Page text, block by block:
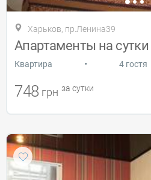
Харьков, пр.Ленина39
Апартаменты на сутки
Квартира • 4 гостя
748 грн за сутки